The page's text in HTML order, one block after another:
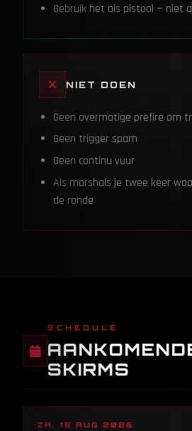
Gebruik het als pistool — niet
NIET DOEN
Geen overmatige prefire om
Geen trigger spam
Geen continu vuur
Als marshals je twee keer
de ronde
SCHEDULE
SKIRMS
ZA, 15 AUG 2026